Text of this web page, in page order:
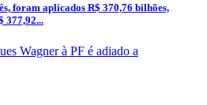
foram aplicados R$ 370,76 bilhões,
377,92...